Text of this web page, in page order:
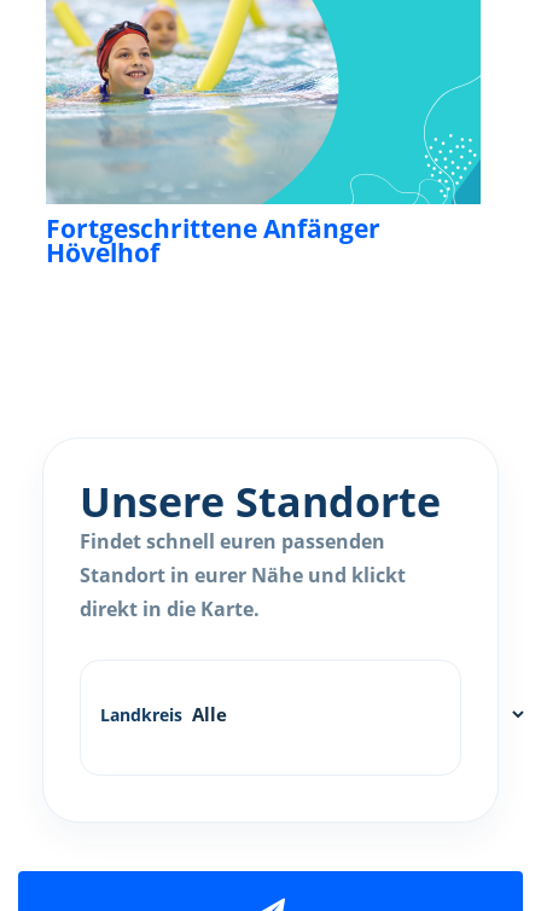
Fortgeschrittene Anfänger
Hövelhof
Unsere Standorte
Findet schnell euren passenden
Standort in eurer Nähe und klickt
direkt in die Karte.
Landkreis